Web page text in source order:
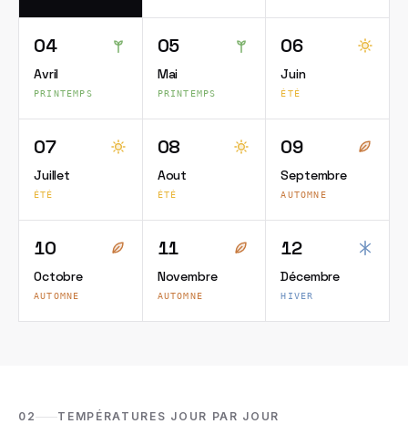
04
Avril
PRINTEMPS
05
Mai
PRINTEMPS
06
Juin
ÉTÉ
07
Juillet
ÉTÉ
08
Aout
ÉTÉ
09
Septembre
AUTOMNE
10
Octobre
AUTOMNE
11
Novembre
AUTOMNE
12
Décembre
HIVER
02 TEMPÉRATURES JOUR PAR JOUR